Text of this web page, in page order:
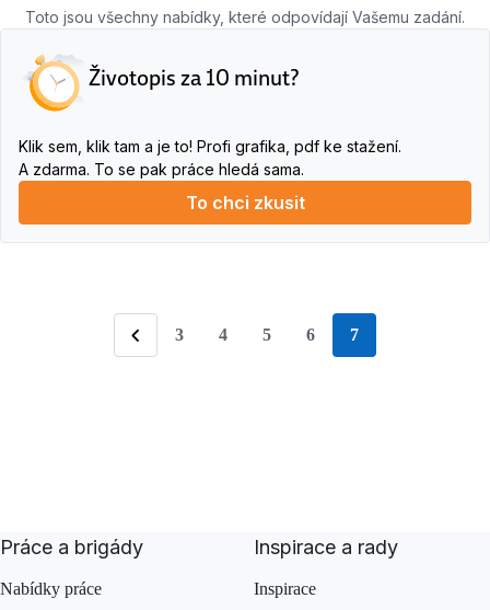
Toto jsou všechny nabídky, které odpovídají Vašemu zadání.
Životopis za 10 minut?
Klik sem, klik tam a je to! Profi grafika, pdf ke stažení.
A zdarma. To se pak práce hledá sama.
To chci zkusit
Předchozí
3 4 5 6 stránka
7
Práce a brigády
Nabídky práce
Inspirace a rady
Inspirace